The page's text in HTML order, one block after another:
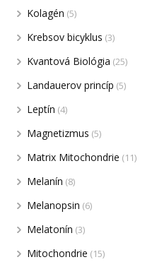
Kolagén (5)
Krebsov bicyklus (3)
Kvantová Biológia (25)
Landauerov princíp (5)
Leptín (4)
Magnetizmus (5)
Matrix Mitochondrie (11)
Melanín (8)
Melanopsin (6)
Melatonín (3)
Mitochondrie (15)